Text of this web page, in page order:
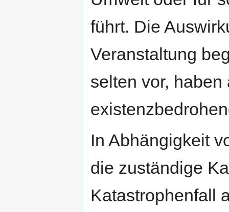
führt. Die
Veranstaltung
selten vor,
In Abhängigkeit
die zuständige
Katastrophenfall